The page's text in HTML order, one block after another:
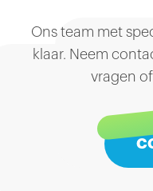
Ons team met
klaar. Neem
vragen